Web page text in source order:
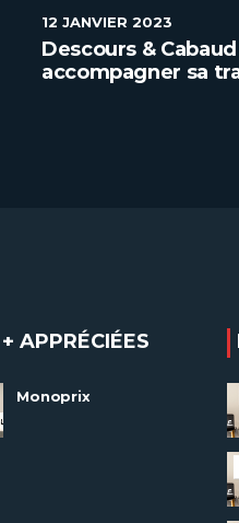
12 JANVIER 2023
Descours &
accompagner sa
APPRÉCIÉES
Monoprix